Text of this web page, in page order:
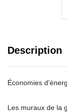
Description
Économies
Les muraux de la